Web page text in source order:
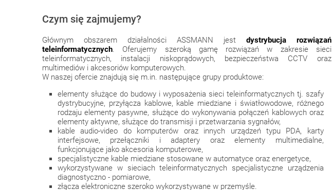
Czym się zajmujemy?
Głównym obszarem działalności ASSMANN jest dystrybucja rozwiązań
teleinformatycznych. Oferujemy szeroką gamę rozwiązań w zakresie sieci
teleinformatycznych, instalacji niskoprądowych, bezpieczeństwa CCTV oraz
multimediów i akcesoriów komputerowych.
W naszej ofercie znajdują się m.in. następujące grupy produktowe:
elementy służące do budowy i wyposażenia sieci teleinformatycznych tj. szafy
dystrybucyjne, przyłącza kablowe, kable miedziane i światłowodowe, różnego
rodzaju elementy pasywne, służące do wykonywania połączeń kablowych oraz
elementy aktywne, służące do transmisji i przetwarzania sygnałów,
kable audio-video do komputerów oraz innych urządzeń typu PDA, karty
interfejsowe, przełączniki i adaptery oraz elementy multimedialne,
funkcjonujące jako akcesoria komputerowe,
specjalistyczne kable miedziane stosowane w automatyce oraz energetyce,
wykorzystywane w sieciach teleinformatycznych specjalistyczne urządzenia
diagnostyczno - pomiarowe,
złącza elektroniczne szeroko wykorzystywane w przemyśle.